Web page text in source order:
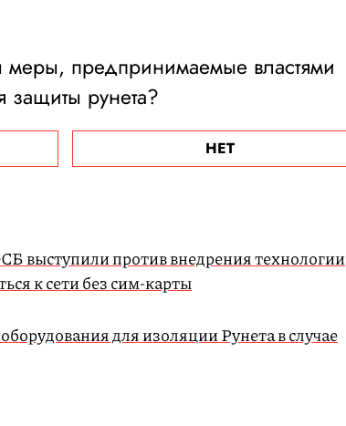
предпринимаемые властями
защиты рунета?
НЕТ
выступили против внедрения технологии
к сети без сим-карты
для изоляции Рунета в случае